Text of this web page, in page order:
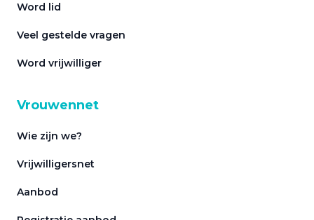
Word lid
Veel gestelde vragen
Word vrijwilliger
Vrouwennet
Wie zijn we?
Vrijwilligersnet
Aanbod